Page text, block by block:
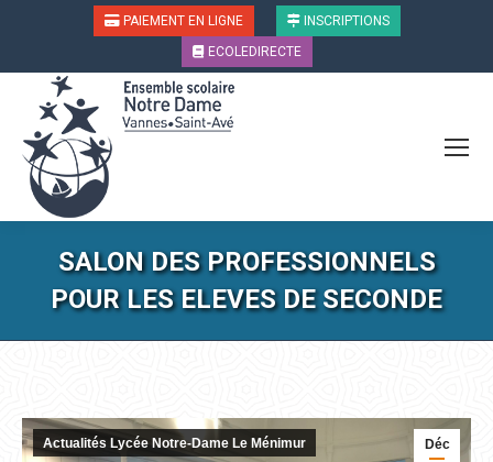
PAIEMENT EN LIGNE
INSCRIPTIONS
ECOLEDIRECTE
SALON DES PROFESSIONNELS
POUR LES ELEVES DE SECONDE
Déc
Actualités Lycée Notre-Dame Le Ménimur